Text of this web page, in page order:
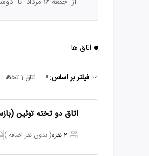
اتاق ها
فیلتر بر اساس: اتاق 1 تخته
اتاق دو تخته توئین
2 نفره ( بدون نفر اضافه )